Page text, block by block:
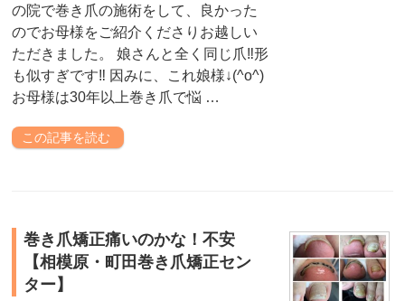
の院で巻き爪の施術をして、良かった
のでお母様をご紹介くださりお越しい
ただきました。 娘さんと全く同じ爪‼︎形
も似すぎです‼︎ 因みに、これ娘様↓(^o^)
お母様は30年以上巻き爪で悩 …
この記事を読む
巻き爪矯正痛いのかな！不安
【相模原・町田巻き爪矯正セン
ター】